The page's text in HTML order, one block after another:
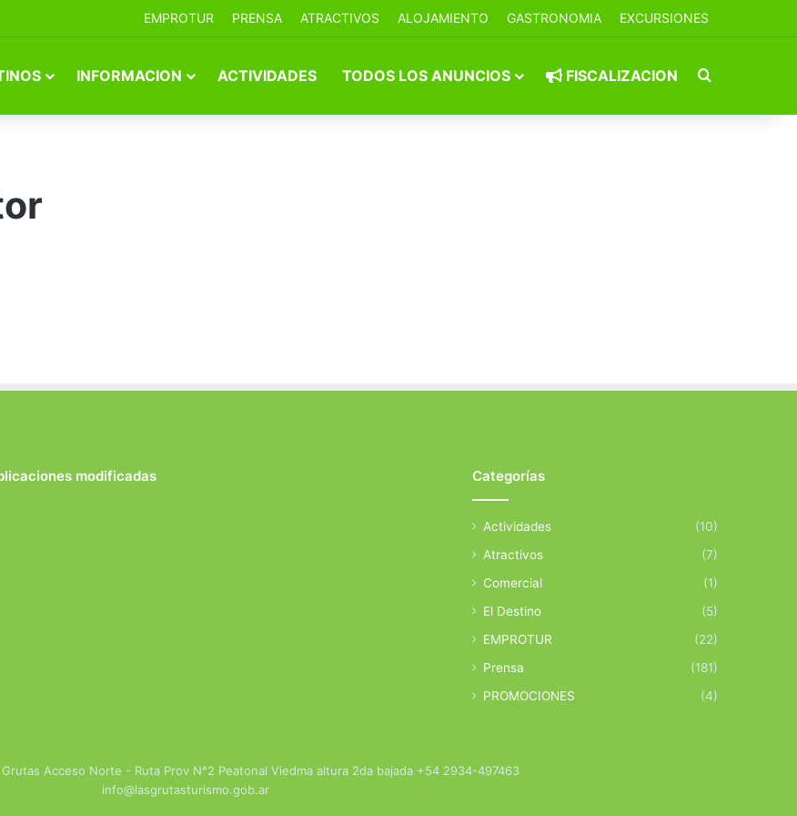
EMPROTUR PRENSA ATRACTIVOS ALOJAMIENTO GASTRONOMIA EXCURSIONES
INFORMACION ACTIVIDADES TODOS LOS ANUNCIOS FISCALIZACION Buscar por
modificadas Categorías
Actividades
(10)
Atractivos
(7)
Comercial
(1)
El Destino
(5)
EMPROTUR
(22)
Prensa
(181)
PROMOCIONES
(4)
Acceso Norte - Ruta Prov N°2 Peatonal Viedma altura 2da bajada +54 2934-497463
info@lasgrutasturismo.gob.ar